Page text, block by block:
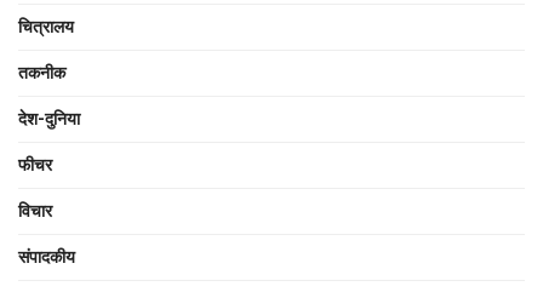
चित्रालय
तकनीक
देश-दुनिया
फीचर
विचार
संपादकीय